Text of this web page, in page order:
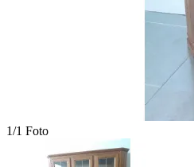
1/1 Foto